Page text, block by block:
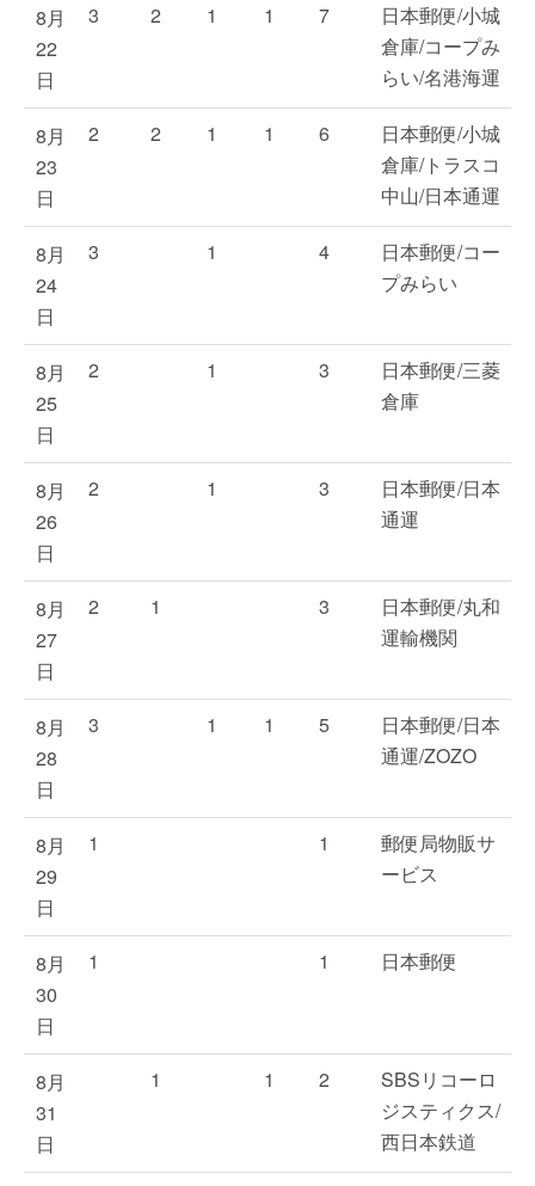
8月
22
日
3 2 1 1 7
日本郵便/小城
倉庫/コープみ
らい/名港海運
8月
23
日
2 2 1 1 6
日本郵便/小城
倉庫/トラスコ
中山/日本通運
8月
24
日
3 1 4
日本郵便/コー
プみらい
8月
25
日
2 1 3
日本郵便/三菱
倉庫
8月
26
日
2 1 3
日本郵便/日本
通運
8月
27
日
2 1 3
日本郵便/丸和
運輸機関
8月
28
日
3 1 1 5
日本郵便/日本
通運/ZOZO
8月
29
日
1 1
郵便局物販サ
ービス
8月
30
日
1 1 日本郵便
8月
31
日
1 1 2
SBSリコーロ
ジスティクス/
西日本鉄道